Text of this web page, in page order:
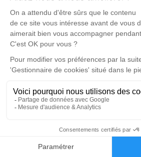
Faire-part
Cérémonie religieuse
mercredi 10 avril 2024 à 15h00
Église Saint Laurent de Saint-
33112 Saint-Laurent-Médoc
Déroulé des obsèques
Repos en salon